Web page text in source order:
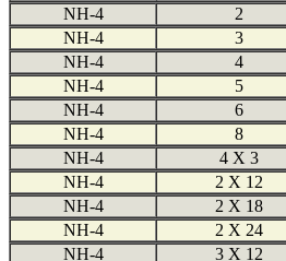
NH-4
2
NH-4
3
NH-4
4
NH-4
5
NH-4
6
NH-4
8
NH-4
4 X 3
NH-4
2 X 12
NH-4
2 X 18
NH-4
2 X 24
NH-4
3 X 12